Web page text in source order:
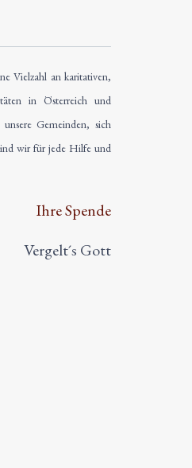
Vielzahl an karitativen,
in Österreich und
Gemeinden, sich
wir für jede Hilfe und
Ihre Spende
Vergelt´s Gott